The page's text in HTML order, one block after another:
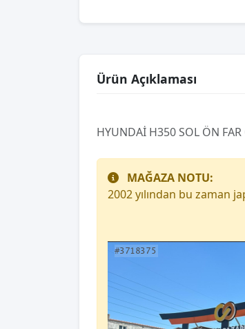
Ürün Açıklaması
HYUNDAİ H350 SOL ÖN FAR
MAĞAZA NOTU:
2002 yılından bu zaman